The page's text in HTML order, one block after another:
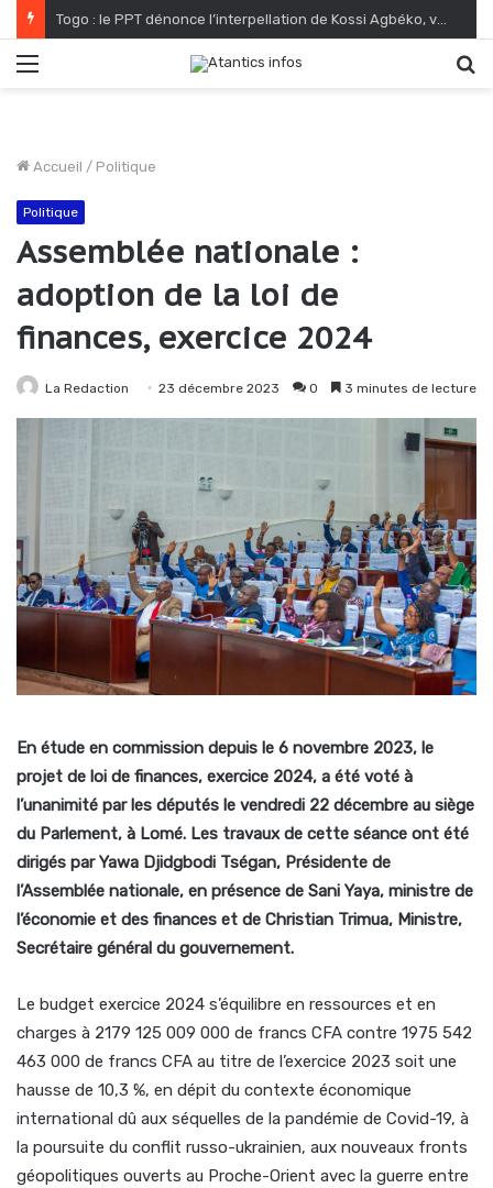
Togo : le PPT dénonce l’interpellation de Kossi Agbéko, vendeur de journaux à Lomé
Accueil / Politique
Politique
Assemblée nationale :
adoption de la loi de
finances, exercice 2024
La Redaction 23 décembre 2023 0 3 minutes de lecture
En étude en commission depuis le 6 novembre 2023, le
projet de loi de finances, exercice 2024, a été voté à
l’unanimité par les députés le vendredi 22 décembre au siège
du Parlement, à Lomé. Les travaux de cette séance ont été
dirigés par Yawa Djidgbodi Tségan, Présidente de
l’Assemblée nationale, en présence de Sani Yaya, ministre de
l’économie et des finances et de Christian Trimua, Ministre,
Secrétaire général du gouvernement.
Le budget exercice 2024 s’équilibre en ressources et en
charges à 2179 125 009 000 de francs CFA contre 1975 542
463 000 de francs CFA au titre de l’exercice 2023 soit une
hausse de 10,3 %, en dépit du contexte économique
international dû aux séquelles de la pandémie de Covid-19, à
la poursuite du conflit russo-ukrainien, aux nouveaux fronts
géopolitiques ouverts au Proche-Orient avec la guerre entre